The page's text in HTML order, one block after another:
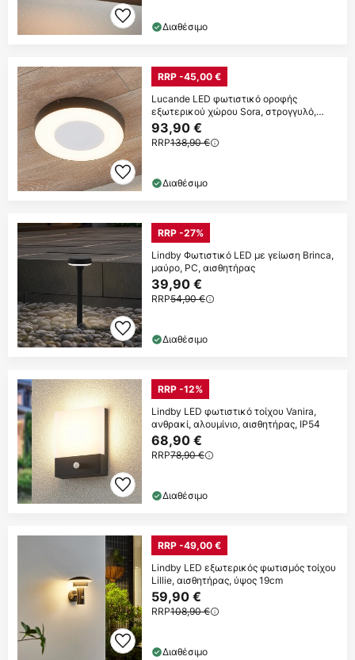
Διαθέσιμο
RRP -45,00 €
Lucande LED φωτιστικό οροφής
εξωτερικού χώρου Sora, στρογγυλό,
αισθητήρας, IP54
93,90 €
RRP138,90 €
Διαθέσιμο
RRP -27%
Lindby Φωτιστικό LED με γείωση Brinca,
μαύρο, PC, αισθητήρας
39,90 €
RRP54,90 €
Διαθέσιμο
RRP -12%
Lindby LED φωτιστικό τοίχου Vanira,
ανθρακί, αλουμίνιο, αισθητήρας, IP54
68,90 €
RRP78,90 €
Διαθέσιμο
RRP -49,00 €
Lindby LED εξωτερικός φωτισμός τοίχου
Lillie, αισθητήρας, ύψος 19cm
59,90 €
RRP108,90 €
Διαθέσιμο